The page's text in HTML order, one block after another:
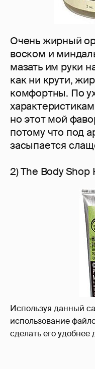
Используя данный
использование
сделать его удобнее
Очень жирный
воском и
мазать им руки
как ни крути,
комфортны. По
но этот мой
потому что под
засыпается
2) The Body
Конопляный